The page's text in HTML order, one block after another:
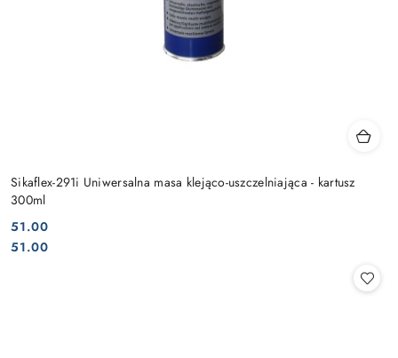
Sikaflex-291i Uniwersalna masa klejąco-uszczelniająca - kartusz
300ml
Cena:
51.00
Cena:
51.00